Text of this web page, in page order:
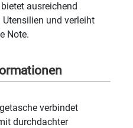
ausreichend
und verleiht
Note.
verbindet
durchdachter